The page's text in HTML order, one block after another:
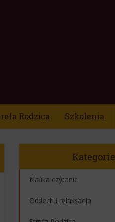
Rodzica Szkolenia
Kategorie
Nauka czytania
Oddech i relaksacja